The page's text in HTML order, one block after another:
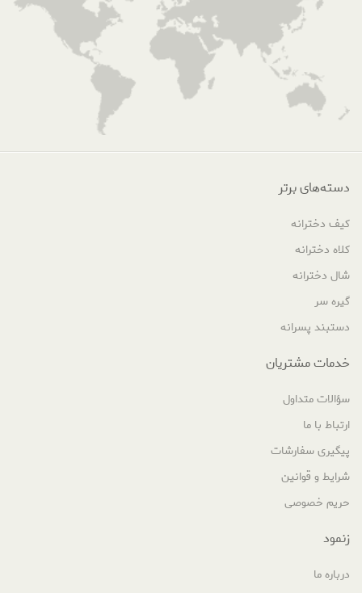
دسته‌های برتر
کیف دخترانه
کلاه دخترانه
شال دخترانه
گیره سر
دستبند پسرانه
خدمات مشتریان
سؤالات متداول
ارتباط با ما
پیگیری سفارشات
شرایط و قوانین
حریم خصوصی
زنمود
درباره ما